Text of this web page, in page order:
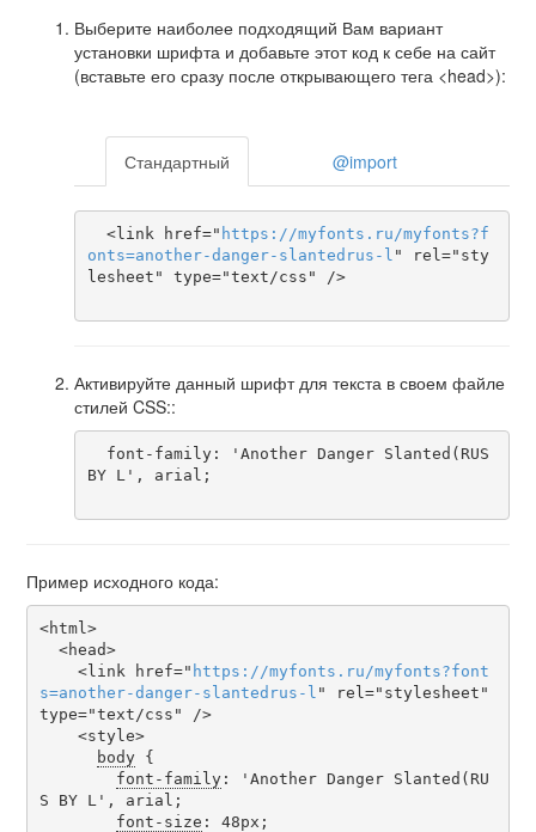
Выберите наиболее подходящий Вам вариант
установки шрифта и добавьте этот код к себе на сайт
(вставьте его сразу после открывающего тега <head>):
Стандартный @import
  <link href="
https ://myfonts . ru /myfonts?f
onts=another-danger-slantedrus-l " rel="sty
lesheet" type="text/css" />
Активируйте данный шрифт для текста в своем файле
стилей CSS::
BY L', arial;
Пример исходного кода:
<html>
    <link href="
https ://myfonts . ru /myfonts?font
s=another-danger-slantedrus-l " rel="stylesheet"
type="text/css" />
body {
font-family: 'Another Danger Slanted(RU
S BY L', arial;
font-size : 48px;